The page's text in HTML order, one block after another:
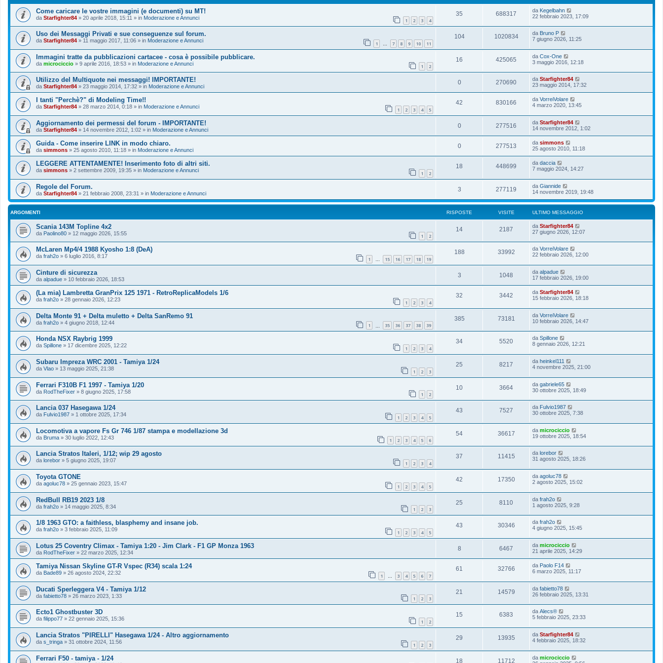
Come caricare le vostre immagini (e documenti) su MT!
da Starfighter84 » 20 aprile 2018, 15:11 » in Moderazione e Annunci 1 2 3 4
35 688317 da Kegelbahn
22 febbraio 2023, 17:09
Uso dei Messaggi Privati e sue conseguenze sul forum.
da Starfighter84 » 11 maggio 2017, 11:06 » in Moderazione e Annunci 1 … 7 8 9 10 11
104 1020834 da Bruno P
7 giugno 2026, 11:25
Immagini tratte da pubblicazioni cartacee - cosa è possibile pubblicare.
da microciccio » 9 aprile 2016, 18:53 » in Moderazione e Annunci 1 2
16 425065 da Cox-One
3 maggio 2016, 12:18
Utilizzo del Multiquote nei messaggi! IMPORTANTE!
da Starfighter84 » 23 maggio 2014, 17:32 » in Moderazione e Annunci
0 270690 da Starfighter84
23 maggio 2014, 17:32
I tanti "Perchè?" di Modeling Time!!
da Starfighter84 » 28 marzo 2014, 0:18 » in Moderazione e Annunci 1 2 3 4 5
42 830166 da VorreiVolare
4 marzo 2020, 13:45
Aggiornamento dei permessi del forum - IMPORTANTE!
da Starfighter84 » 14 novembre 2012, 1:02 » in Moderazione e Annunci
0 277516 da Starfighter84
14 novembre 2012, 1:02
Guida - Come inserire LINK in modo chiaro.
da simmons » 25 agosto 2010, 11:18 » in Moderazione e Annunci
0 277513 da simmons
25 agosto 2010, 11:18
LEGGERE ATTENTAMENTE! Inserimento foto di altri siti.
da simmons » 2 settembre 2009, 19:35 » in Moderazione e Annunci 1 2
18 448699 da daccia
7 maggio 2024, 14:27
Regole del Forum.
da Starfighter84 » 21 febbraio 2008, 23:31 » in Moderazione e Annunci
3 277119 da Giannide
14 novembre 2019, 19:48
ARGOMENTI RISPOSTE VISITE ULTIMO MESSAGGIO
Scania 143M Topline 4x2
da Paolino80 » 12 maggio 2026, 15:55 1 2
14 2187 da Starfighter84
27 giugno 2026, 12:07
McLaren Mp4/4 1988 Kyosho 1:8 (DeA)
da frah2o » 6 luglio 2016, 8:17 1 … 15 16 17 18 19
188 33992 da VorreiVolare
22 febbraio 2026, 12:00
Cinture di sicurezza
da alpadue » 10 febbraio 2026, 18:53
3 1048 da alpadue
17 febbraio 2026, 19:00
(La mia) Lambretta GranPrix 125 1971 - RetroReplicaModels 1/6
da frah2o » 28 gennaio 2026, 12:23 1 2 3 4
32 3442 da Starfighter84
15 febbraio 2026, 18:18
Delta Monte 91 + Delta muletto + Delta SanRemo 91
da frah2o » 4 giugno 2018, 12:44 1 35 36 37 38 39
385 73181 da VorreiVolare
10 febbraio 2026, 14:47
Honda NSX Raybrig 1999
da Spillone » 17 dicembre 2025, 12:22 1 2 3 4
34 5520 da Spillone
8 gennaio 2026, 12:21
Subaru Impreza WRC 2001 - Tamiya 1/24
da Vlao » 13 maggio 2025, 21:38 1 2 3
25 8217 da heinkel111
4 novembre 2025, 21:00
Ferrari F310B F1 1997 - Tamiya 1/20
da RodTheFixer » 8 giugno 2025, 17:58 1 2
10 3664 da gabriele65
30 ottobre 2025, 18:49
Lancia 037 Hasegawa 1/24
da Fulvio1987 » 1 ottobre 2025, 17:34 1 2 3 4 5
43 7527 da Fulvio1987
30 ottobre 2025, 7:38
Locomotiva a vapore Fs Gr 746 1/87 stampa e modellazione 3d
da Bruma » 30 luglio 2022, 12:43 1 2 3 4 5 6
54 36617 da microciccio
19 ottobre 2025, 18:54
Lancia Stratos Italeri, 1/12; wip 29 agosto
da lorebor » 5 giugno 2025, 19:07 1 2 3 4
37 11415 da lorebor
31 agosto 2025, 18:26
Toyota GTONE
da agoluc78 » 25 gennaio 2023, 15:47 1 2 3 4 5
42 17350 da agoluc78
2 agosto 2025, 15:02
RedBull RB19 2023 1/8
da frah2o » 14 maggio 2025, 8:34 1 2 3
25 8110 da frah2o
1 agosto 2025, 9:28
1/8 1963 GTO: a faithless, blasphemy and insane job.
da frah2o » 3 febbraio 2025, 11:09 1 2 3 4 5
43 30346 da frah2o
4 giugno 2025, 15:45
Lotus 25 Coventry Climax - Tamiya 1:20 - Jim Clark - F1 GP Monza 1963
da RodTheFixer » 22 marzo 2025, 12:34
8 6467 da microciccio
21 aprile 2025, 14:29
Tamiya Nissan Skyline GT-R Vspec (R34) scala 1:24
da Bade89 » 26 agosto 2024, 22:32 1 … 3 4 5 6 7
61 32766 da Paolo F14
6 marzo 2025, 11:17
Ducati Sperleggera V4 - Tamiya 1/12
da fabietto78 » 26 marzo 2023, 1:33 1 2 3
21 14579 da fabietto78
26 febbraio 2025, 13:31
Ecto1 Ghostbuster 3D
da filippo77 » 22 gennaio 2025, 15:36 1 2
15 6383 da Alecs®
5 febbraio 2025, 23:33
Lancia Stratos "PIRELLI" Hasegawa 1/24 - Altro aggiornamento
da s_tringa » 31 ottobre 2024, 11:56 1 2 3
29 13935 da Starfighter84
4 febbraio 2025, 18:32
Ferrari F50 - tamiya - 1/24 18 11712 da microciccio